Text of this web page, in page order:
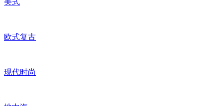
欧式复古
现代时尚